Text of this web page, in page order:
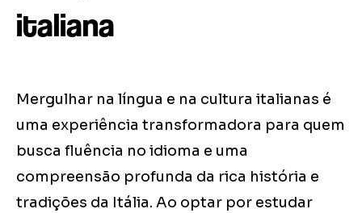
italiana
Mergulhar na língua e na cultura italianas é
uma experiência transformadora para quem
busca fluência no idioma e uma
compreensão profunda da rica história e
tradições da Itália. Ao optar por estudar